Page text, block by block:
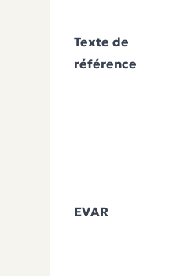
Texte de
référence
EVAR